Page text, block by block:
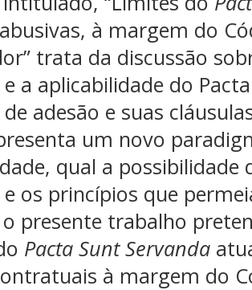
à margem do
trata da discussão
a aplicabilidade do
adesão e suas
um novo
qual a possibilidade
os princípios que
presente trabalho
Pacta Sunt Servanda
à margem do